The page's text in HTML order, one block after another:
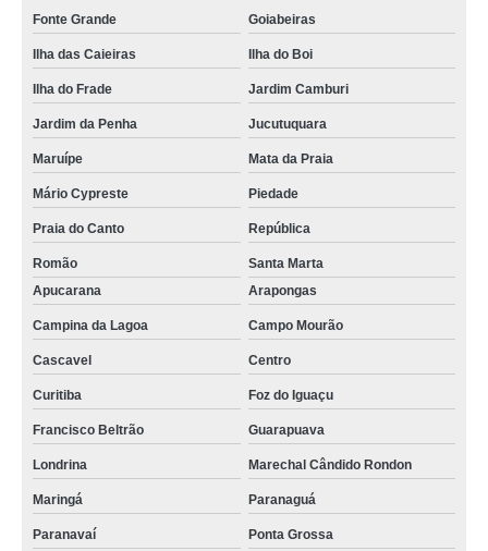
Fonte Grande Goiabeiras
Ilha das Caieiras Ilha do Boi
Ilha do Frade Jardim Camburi
Jardim da Penha Jucutuquara
Maruípe Mata da Praia
Mário Cypreste Piedade
Praia do Canto República
Romão
Santa Marta
Apucarana
Arapongas
Campina da Lagoa Campo Mourão
Cascavel Centro
Curitiba Foz do Iguaçu
Francisco Beltrão Guarapuava
Londrina Marechal Cândido Rondon
Maringá Paranaguá
Paranavaí Ponta Grossa